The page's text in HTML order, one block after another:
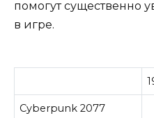
помогут существенно
в игре.
Cyberpunk 2077